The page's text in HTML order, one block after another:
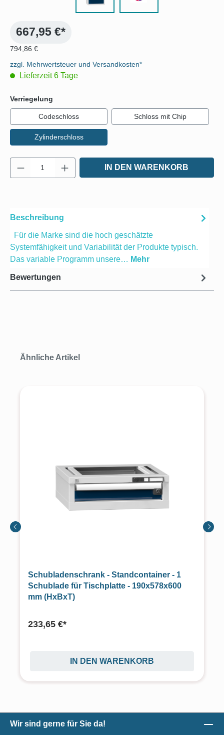
667,95 €*
794,86 €
zzgl. Mehrwertsteuer und Versandkosten*
Lieferzeit 6 Tage
Verriegelung
Codeschloss Schloss mit Chip
Zylinderschloss
Produkt Anzahl: Gib den gewünschten
IN DEN WARENKORB
Beschreibung
Für die Marke sind die hoch geschätzte
Systemfähigkeit und Variabilität der Produkte typisch.
Das variable Programm unsere… Mehr
Bewertungen
Produktgalerie überspringen
Ähnliche Artikel
Schubladenschrank - Standcontainer - 1
Schublade für Tischplatte - 190x578x600
mm (HxBxT)
233,65 €*
IN DEN WARENKORB
Wir sind gerne für Sie da!